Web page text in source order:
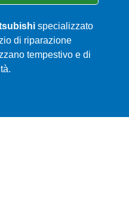
specializzato
di riparazione
tempestivo e di